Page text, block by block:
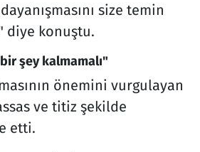
size temin
diye konuştu.
şey kalmamalı"
önemini vurgulayan
ve titiz şekilde
etti.